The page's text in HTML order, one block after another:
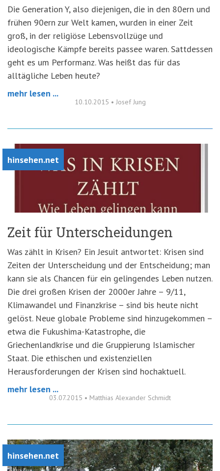
Die Generation Y, also diejenigen, die in den 80ern und
frühen 90ern zur Welt kamen, wurden in einer Zeit
groß, in der religiöse Lebensvollzüge und
ideologische Kämpfe bereits passee waren. Sattdessen
geht es um Performanz. Was heißt das für das
alltägliche Leben heute?
mehr lesen ...
10.10.2015 • Josef Jung
hinsehen.net
Zeit für Unterscheidungen
Was zählt in Krisen? Ein Jesuit antwortet: Krisen sind
Zeiten der Unterscheidung und der Entscheidung; man
kann sie als Chancen für ein gelingendes Leben nutzen.
Die drei großen Krisen der 2000er Jahre – 9/11,
Klimawandel und Finanzkrise – sind bis heute nicht
gelöst. Neue globale Probleme sind hinzugekommen –
etwa die Fukushima-Katastrophe, die
Griechenlandkrise und die Gruppierung Islamischer
Staat. Die ethischen und existenziellen
Herausforderungen der Krisen sind hochaktuell.
mehr lesen ...
03.07.2015 • Matthias Alexander Schmidt
hinsehen.net